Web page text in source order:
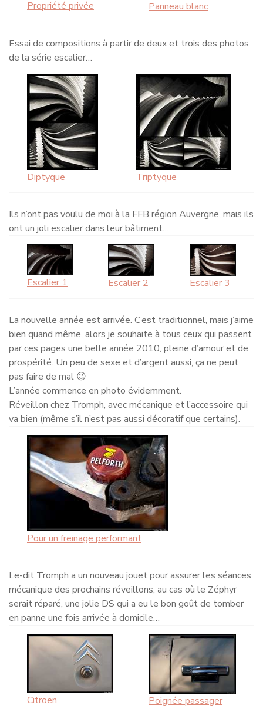
Propriété privée Panneau blanc
Essai de compositions à partir de deux et trois des photos
de la série escalier…
Diptyque Triptyque
Ils n’ont pas voulu de moi à la FFB région Auvergne, mais ils
ont un joli escalier dans leur bâtiment…
Escalier 1 Escalier 2 Escalier 3
La nouvelle année est arrivée. C’est traditionnel, mais j’aime
bien quand même, alors je souhaite à tous ceux qui passent
par ces pages une belle année 2010, pleine d’amour et de
prospérité. Un peu de sexe et d’argent aussi, ça ne peut
pas faire de mal 😉
L’année commence en photo évidemment.
Réveillon chez Tromph, avec mécanique et l’accessoire qui
va bien (même s’il n’est pas aussi décoratif que certains).
Pour un freinage performant
Le-dit Tromph a un nouveau jouet pour assurer les séances
mécanique des prochains réveillons, au cas où le Zéphyr
serait réparé, une jolie DS qui a eu le bon goût de tomber
en panne une fois arrivée à domicile…
Citroën Poignée passager